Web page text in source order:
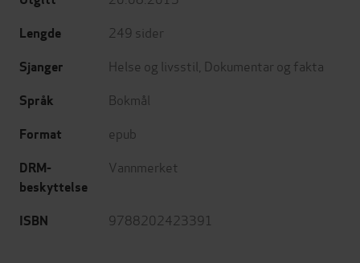
Lengde 249 sider
Sjanger Helse og livsstil Dokumentar og fakta
Språk Bokmål
Format epub
DRM-
beskyttelse
Vannmerket
ISBN 9788202423391